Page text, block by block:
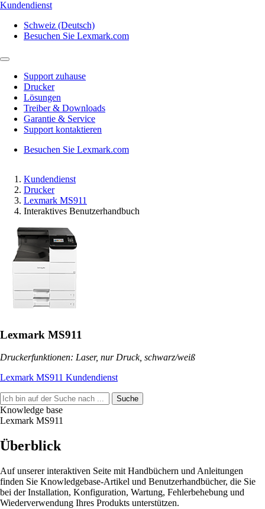
Kundendienst
Schweiz (Deutsch)
Besuchen Sie Lexmark.com
Support zuhause
Drucker
Lösungen
Treiber & Downloads
Garantie & Service
Support kontaktieren
Besuchen Sie Lexmark.com
Kundendienst
Drucker
Lexmark MS911
Interaktives Benutzerhandbuch
Lexmark MS911
Druckerfunktionen: Laser, nur Druck, schwarz/weiß
Lexmark MS911 Kundendienst
Suche
Knowledge base
Lexmark MS911
Überblick
Auf unserer interaktiven Seite mit Handbüchern und Anleitungen
finden Sie Knowledgebase-Artikel und Benutzerhandbücher, die Sie
bei der Installation, Konfiguration, Wartung, Fehlerbehebung und
Wiederverwendung Ihres Produkts unterstützen.